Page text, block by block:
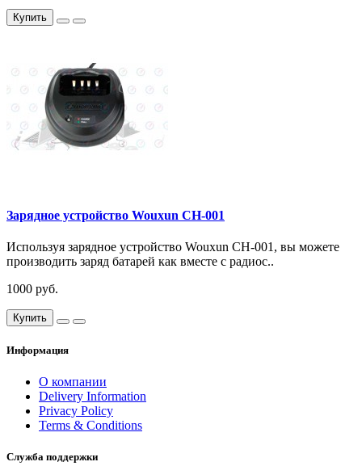
Купить
Зарядное устройство Wouxun CH-001
Используя зарядное устройство Wouxun CH-001, вы можете
производить заряд батарей как вместе с радиос..
1000 руб.
Купить
Информация
О компании
Delivery Information
Privacy Policy
Terms & Conditions
Служба поддержки